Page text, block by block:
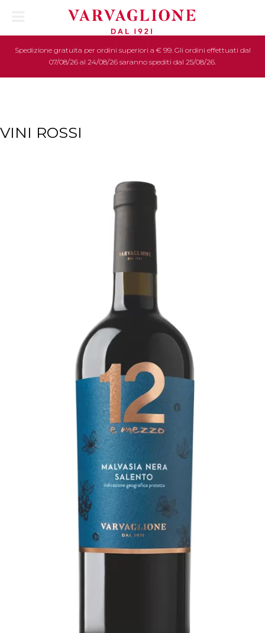
Spedizione gratuita per ordini superiori a € 99. Gli ordini effettuati dal
07/08/26 al 24/08/26 saranno spediti dal 25/08/26.
VINI ROSSI